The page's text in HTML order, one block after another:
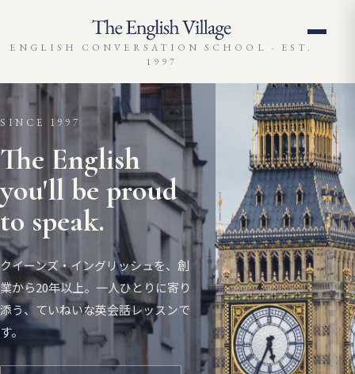
テ
ツ
へ
ス
キ
ッ
プ
ENGLISH CONVERSATION SCHOOL · EST.
1997
SINCE 1997
The English
you'll be proud
to speak.
クイーンズ・イングリッシュを、創
業から20年以上。一人ひとりに寄り
添う、ていねいな英会話レッスンで
す。